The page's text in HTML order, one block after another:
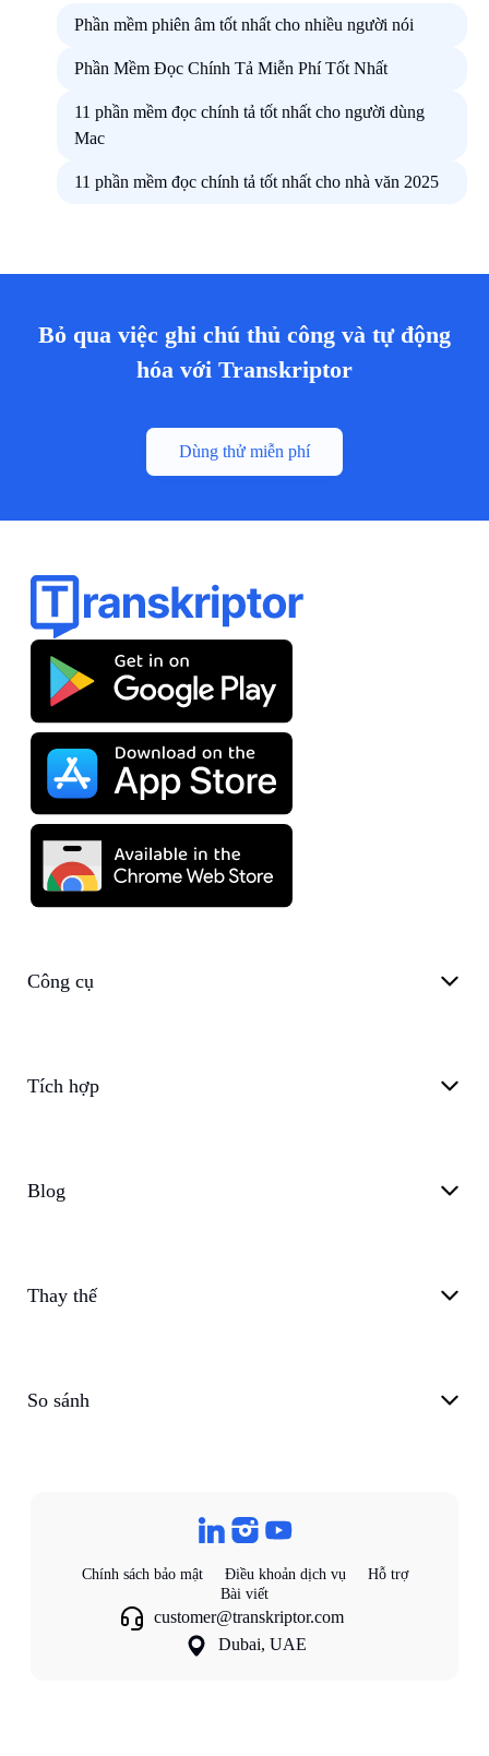
Phần mềm phiên âm tốt nhất cho nhiều người nói
Phần Mềm Đọc Chính Tả Miễn Phí Tốt Nhất
11 phần mềm đọc chính tả tốt nhất cho người dùng
Mac
11 phần mềm đọc chính tả tốt nhất cho nhà văn 2025
Bỏ qua việc ghi chú thủ công và tự động
hóa với Transkriptor
Dùng thử miễn phí
Công cụ
Tích hợp
Blog
Thay thế
So sánh
Chính sách bảo mật Điều khoản dịch vụ
Hỗ trợ
Bài viết
customer@transkriptor.com
Dubai, UAE